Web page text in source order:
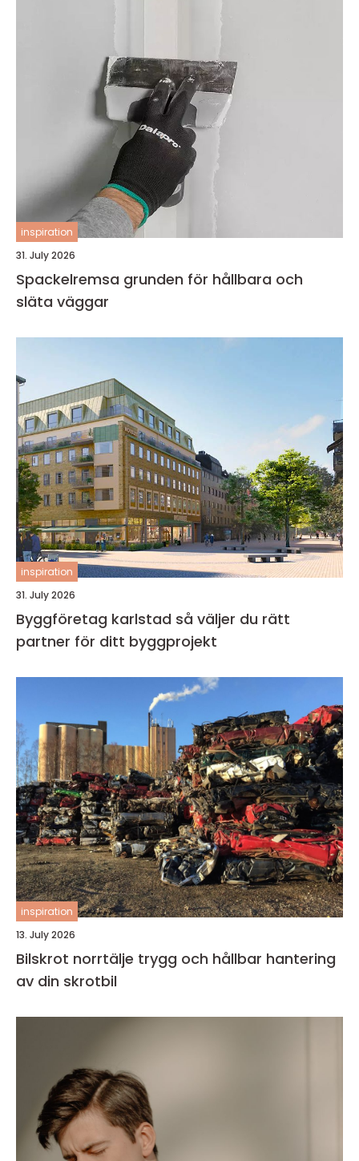
inspiration
31. July 2026
Spackelremsa grunden för hållbara och
släta väggar
inspiration
31. July 2026
Byggföretag karlstad så väljer du rätt
partner för ditt byggprojekt
inspiration
13. July 2026
Bilskrot norrtälje trygg och hållbar hantering
av din skrotbil